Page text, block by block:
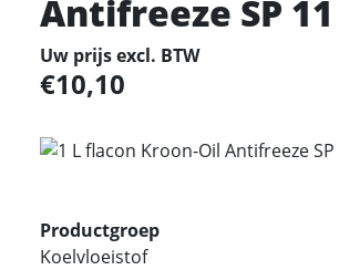
Antifreeze SP 11
Uw prijs excl. BTW
10,10
Productgroep
Koelvloeistof